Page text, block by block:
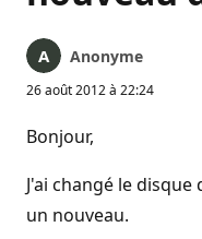
Anonyme
26 août 2012 à 22:24
Bonjour,
J'ai changé le
un nouveau.